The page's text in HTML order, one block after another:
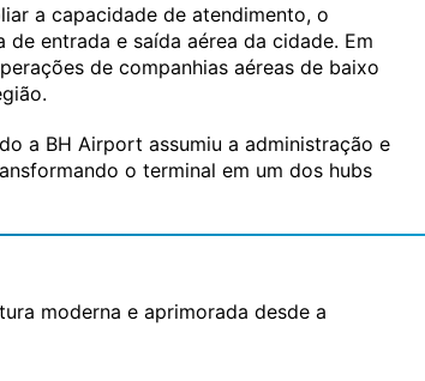
a capacidade de atendimento, o
entrada e saída aérea da cidade. Em
de companhias aéreas de baixo
a BH Airport assumiu a administração e
o terminal em um dos hubs
moderna e aprimorada desde a